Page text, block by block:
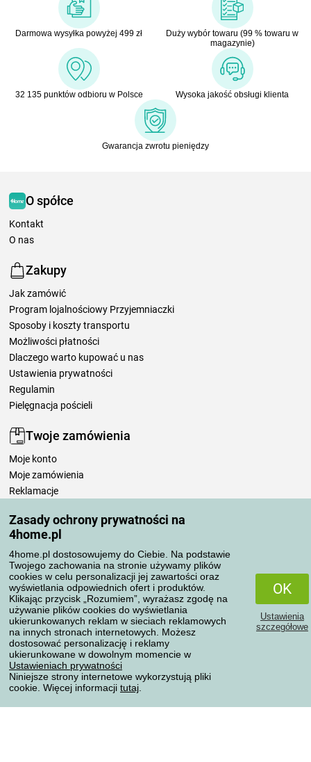
Zasady ochrony prywatności na
4home.pl
4home.pl dostosowujemy do Ciebie. Na podstawie
Twojego zachowania na stronie używamy plików
cookies w celu personalizacji jej zawartości oraz
wyświetlania odpowiednich ofert i produktów.
Klikając przycisk „Rozumiem”, wyrażasz zgodę na
używanie plików cookies do wyświetlania
ukierunkowanych reklam w sieciach reklamowych
na innych stronach internetowych. Możesz
dostosować personalizację i reklamy
ukierunkowane w dowolnym momencie w
Ustawieniach prywatności
Niniejsze strony internetowe wykorzystują pliki
cookie. Więcej informacji tutaj
OK
Ustawienia
szczegółowe
Darmowa wysyłka powyżej 499 zł
Duży wybór towaru (99 % towaru w
magazynie)
32 135 punktów odbioru w Polsce Wysoka jakość obsługi klienta
Gwarancja zwrotu pieniędzy
O spółce
Kontakt
O nas
Zakupy
Jak zamówić
Program lojalnościowy Przyjemniaczki
Sposoby i koszty transportu
Możliwości płatności
Dlaczego warto kupować u nas
Ustawienia prywatności
Regulamin
Pielęgnacja pościeli
Twoje zamówienia
Moje konto
Moje zamówienia
Reklamacje
Zasady przetwarzania recenzji
Sposoby transportu
Metody płatności
Niezawodny sklep